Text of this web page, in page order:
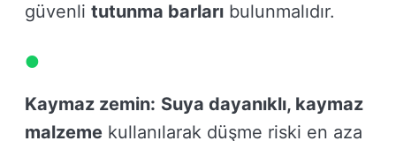
güvenli tutunma barları bulunmalıdır.
Kaymaz zemin: Suya dayanıklı, kaymaz
malzeme kullanılarak düşme riski en aza